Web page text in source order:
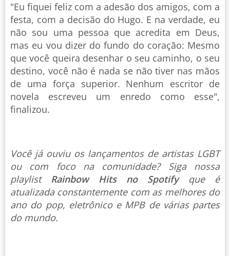
"Eu fiquei feliz com a adesão dos amigos, com a
festa, com a decisão do Hugo. E na verdade, eu
não sou uma pessoa que acredita em Deus,
mas eu vou dizer do fundo do coração: Mesmo
que você queira desenhar o seu caminho, o seu
destino, você não é nada se não tiver nas mãos
de uma força superior. Nenhum escritor de
novela escreveu um enredo como esse",
finalizou.
Você já ouviu os lançamentos de artistas LGBT
ou com foco na comunidade? Siga nossa
playlist Rainbow Hits no Spotify que é
atualizada constantemente com as melhores do
ano do pop, eletrônico e MPB de várias partes
do mundo.